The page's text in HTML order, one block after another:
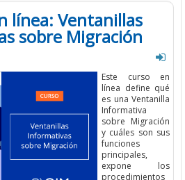
línea: Ventanillas
sobre Migración
Este curso en
línea define qué
es una Ventanilla
Informativa
sobre Migración
y cuáles son sus
funciones
principales,
expone los
procedimientos